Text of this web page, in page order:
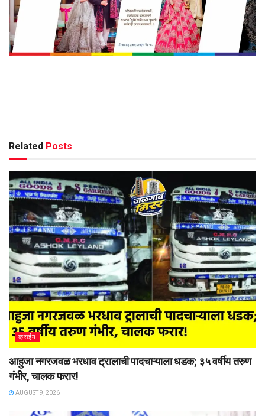
Related Posts
क्राईम
आहुजा नगरजवळ भरधाव ट्रालाची पादचाऱ्याला धडक; ३५ वर्षीय तरुण
गंभीर, चालक फरार!
AUGUST 9, 2026